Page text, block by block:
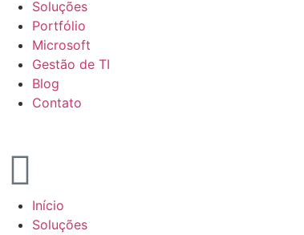
Soluções
Portfólio
Microsoft
Gestão de TI
Blog
Contato
Início
Soluções